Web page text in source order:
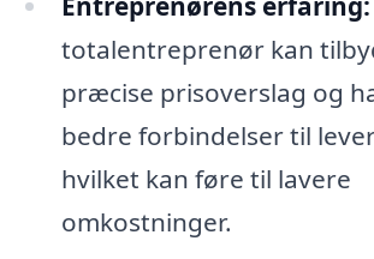
totalentreprenør kan
præcise prisoverslag og
bedre forbindelser til
hvilket kan føre til lavere
omkostninger.